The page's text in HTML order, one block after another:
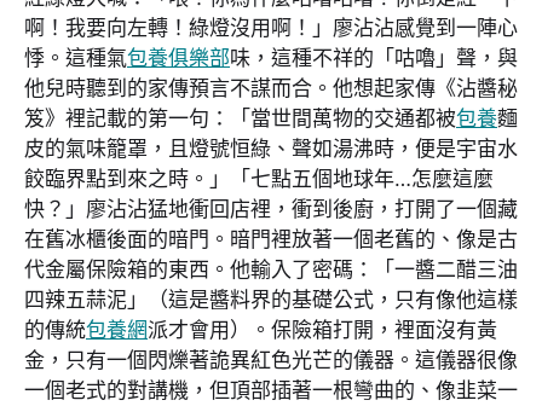
啊！我要向左轉！綠燈沒用啊！」廖沾沾感覺到一陣心
悸。這種氣包養俱樂部味，這種不祥的「咕嚕」聲，與
他兒時聽到的家傳預言不謀而合。他想起家傳《沾醬秘
笈》裡記載的第一句：「當世間萬物的交通都被包養麵
皮的氣味籠罩，且燈號恒綠、聲如湯沸時，便是宇宙水
餃臨界點到來之時。」「七點五個地球年…怎麼這麼
快？」廖沾沾猛地衝回店裡，衝到後廚，打開了一個藏
在舊冰櫃後面的暗門。暗門裡放著一個老舊的、像是古
代金屬保險箱的東西。他輸入了密碼：「一醬二醋三油
四辣五蒜泥」（這是醬料界的基礎公式，只有像他這樣
的傳統包養網派才會用）。保險箱打開，裡面沒有黃
金，只有一個閃爍著詭異紅色光芒的儀器。這儀器很像
一個老式的對講機，但頂部插著一根彎曲的、像韭菜一